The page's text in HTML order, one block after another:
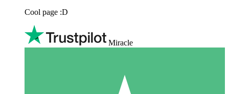
Cool page :D
Miracle